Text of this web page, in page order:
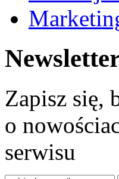
Zapisz się,
o
serwisu